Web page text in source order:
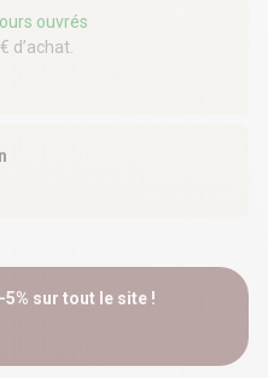
ouvrés
d’achat.
sur tout le site !